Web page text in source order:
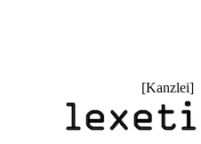
[Kanzlei]